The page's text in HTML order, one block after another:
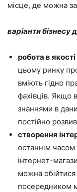
місце, де можна
варіанти бізнесу
робота в
цьому ринку
вміють гідно
фахівців. Якщо
знаннями в
постійно
створення
останнім часом
інтернет-
можна
посередником